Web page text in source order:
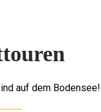
auf dem Bodensee!